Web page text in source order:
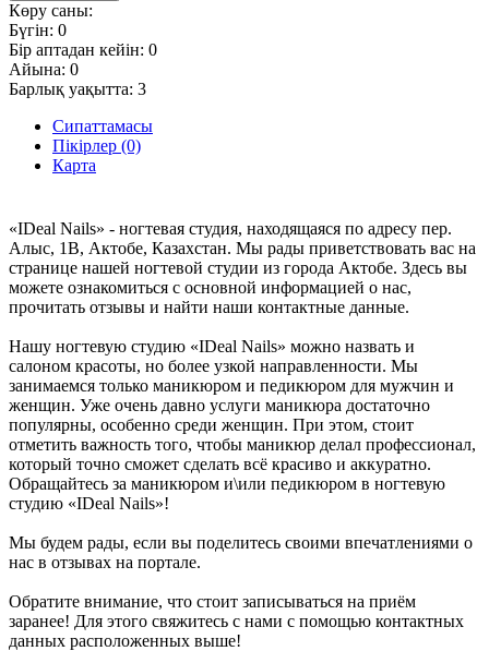
Көру саны:
Бүгін: 0
Бір аптадан кейін: 0
Айына: 0
Барлық уақытта: 3
Сипаттамасы
Пікірлер (0)
Карта
«IDeal Nails» - ногтевая студия, находящаяся по адресу пер.
Алыс, 1В, Актобе, Казахстан. Мы рады приветствовать вас на
странице нашей ногтевой студии из города Актобе. Здесь вы
можете ознакомиться с основной информацией о нас,
прочитать отзывы и найти наши контактные данные.
Нашу ногтевую студию «IDeal Nails» можно назвать и
салоном красоты, но более узкой направленности. Мы
занимаемся только маникюром и педикюром для мужчин и
женщин. Уже очень давно услуги маникюра достаточно
популярны, особенно среди женщин. При этом, стоит
отметить важность того, чтобы маникюр делал профессионал,
который точно сможет сделать всё красиво и аккуратно.
Обращайтесь за маникюром и\или педикюром в ногтевую
студию «IDeal Nails»!
Мы будем рады, если вы поделитесь своими впечатлениями о
нас в отзывах на портале.
Обратите внимание, что стоит записываться на приём
заранее! Для этого свяжитесь с нами с помощью контактных
данных расположенных выше!